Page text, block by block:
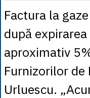
Factura la
după
aproximativ
Furnizorilor de
Urluescu.